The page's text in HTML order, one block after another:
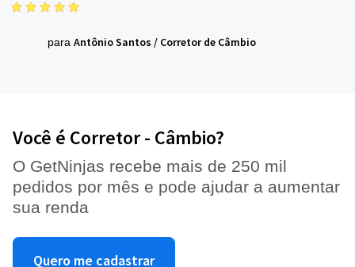
para Antônio Santos / Corretor de Câmbio
Você é Corretor - Câmbio?
O GetNinjas recebe mais de 250 mil
pedidos por mês e pode ajudar a aumentar
sua renda
Quero me cadastrar